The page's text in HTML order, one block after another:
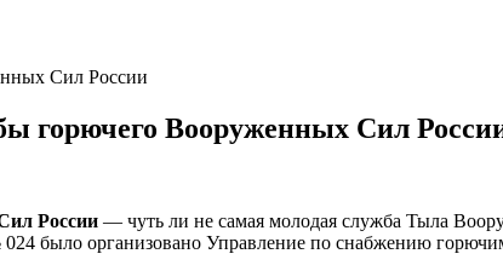
горючего Вооруженных Сил
России — чуть ли не самая молодая служба Тыла
было организовано Управление по снабжению